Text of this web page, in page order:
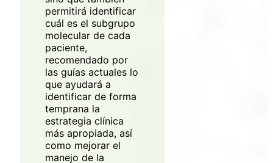
Contraseña
Acepto recibir correos
* Obligatorio
permitirá identificar
cuál es el subgrupo
molecular de cada
paciente,
recomendado por
las guías actuales lo
que ayudará a
identificar de forma
temprana la
estrategia clínica
más apropiada, así
como mejorar el
manejo de la